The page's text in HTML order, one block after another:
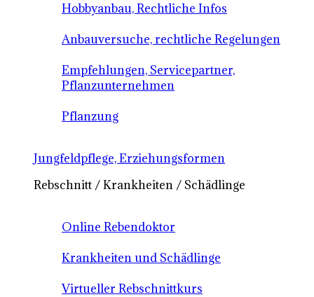
Hobbyanbau, Rechtliche Infos
Anbauversuche, rechtliche Regelungen
Empfehlungen, Servicepartner,
Pflanzunternehmen
Pflanzung
Jungfeldpflege, Erziehungsformen
Rebschnitt / Krankheiten / Schädlinge
Online Rebendoktor
Krankheiten und Schädlinge
Virtueller Rebschnittkurs